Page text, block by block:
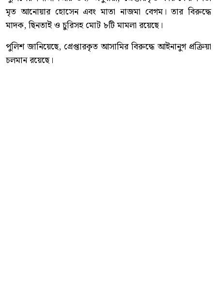
মৃত আনোয়ার হোসেন এবং মাতা নাজমা বেগম। তার বিরুদ্ধে
মাদক, ছিনতাই ও চুরিসহ মোট ৮টি মামলা রয়েছে।
পুলিশ জানিয়েছে, গ্রেপ্তারকৃত আসামির বিরুদ্ধে আইনানুগ প্রক্রিয়া
চলমান রয়েছে।